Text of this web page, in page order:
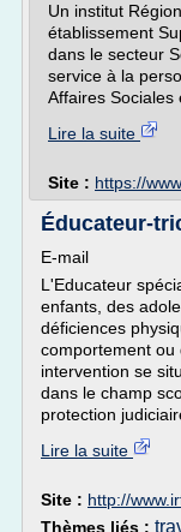
Un institut
établissement
dans le secteur
service à la
Affaires Sociales
Lire la suite
Site : https://
Éducateur-
E-mail
L'Educateur
enfants, des
déficiences
comportement ou
intervention se
dans le champ
protection
Lire la suite
Site : http://
Thèmes liés :